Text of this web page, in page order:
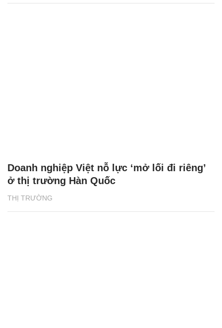
THỊ TRƯỜNG
Doanh nghiệp Việt nỗ lực ‘mở lối đi riêng’
ở thị trường Hàn Quốc